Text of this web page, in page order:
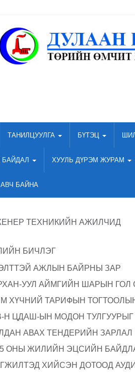
ТАНИЛЦУУЛГА БҮТЭЦ
БАЙДАЛ ХУУЛЬ ДҮРЭМ ЖУРАМ
БАЙНА
ТЕХНИКИЙН АЖИЛЧИД
БИЧЛЭГ
АЖЛЫН БАЙРНЫ ЗАР
УУЛ АЙМГИЙН ШАРЫН ГОЛ
ХҮЧНИЙ ТАРИФЫН
Н ЦДАШ-ЫН МОДОН
АВАХ ТЕНДЕРИЙН ЗАРЛАЛ
ОНЫ ЖИЛИЙН ЭЦСИЙН
ХИЙСЭН ДОТООД